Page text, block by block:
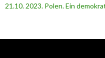
21.10. 2023. Polen. Ein